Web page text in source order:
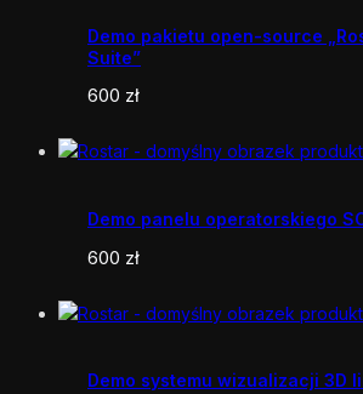
Demo pakietu open-source
Suite”
600 zł
Demo panelu operatorskiego
600 zł
Demo systemu wizualizacji 3D